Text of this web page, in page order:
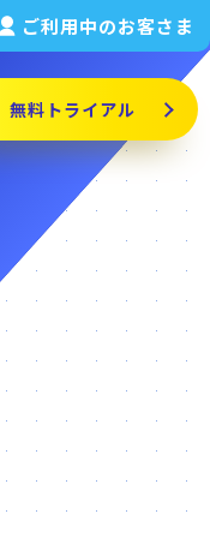
ご利用中のお客さま
無料トライアル